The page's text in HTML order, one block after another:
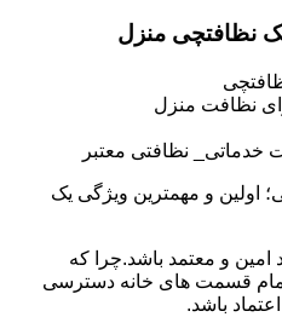
نظافتچی منزل
نظافت منزل
نظافتی معتبر
اولین و مهمترین ویژگی یک
امین و معتمد باشد.چرا که
قسمت های خانه دسترسی
باشد.